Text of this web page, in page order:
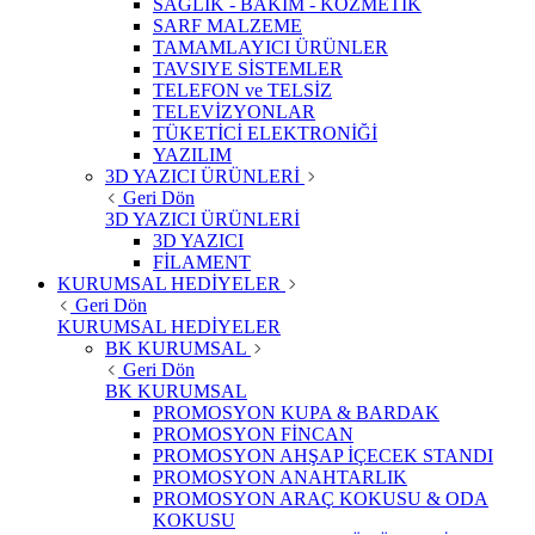
SAĞLIK - BAKIM - KOZMETİK
SARF MALZEME
TAMAMLAYICI ÜRÜNLER
TAVSIYE SİSTEMLER
TELEFON ve TELSİZ
TELEVİZYONLAR
TÜKETİCİ ELEKTRONİĞİ
YAZILIM
3D YAZICI ÜRÜNLERİ
Geri Dön
3D YAZICI ÜRÜNLERİ
3D YAZICI
FİLAMENT
KURUMSAL HEDİYELER
Geri Dön
KURUMSAL HEDİYELER
BK KURUMSAL
Geri Dön
BK KURUMSAL
PROMOSYON KUPA & BARDAK
PROMOSYON FİNCAN
PROMOSYON AHŞAP İÇECEK STANDI
PROMOSYON ANAHTARLIK
PROMOSYON ARAÇ KOKUSU & ODA
KOKUSU